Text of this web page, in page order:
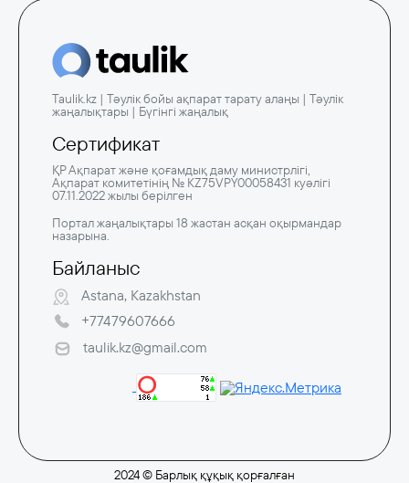
Taulik.kz | Тәулік бойы ақпарат тарату алаңы | Тәулік
жаңалықтары | Бүгінгі жаңалық
Сертификат
ҚР Ақпарат және қоғамдық даму министрлігі,
Ақпарат комитетінің № KZ75VPY00058431 куәлігі
07.11.2022 жылы берілген
Портал жаңалықтары 18 жастан асқан оқырмандар
назарына.
Байланыс
Astana, Kazakhstan
+77479607666
taulik.kz@gmail.com
2024 © Барлық құқық қорғалған